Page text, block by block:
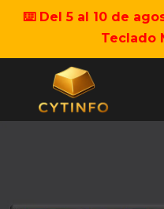
⌨️ Del 5 al 10 de
Teclado